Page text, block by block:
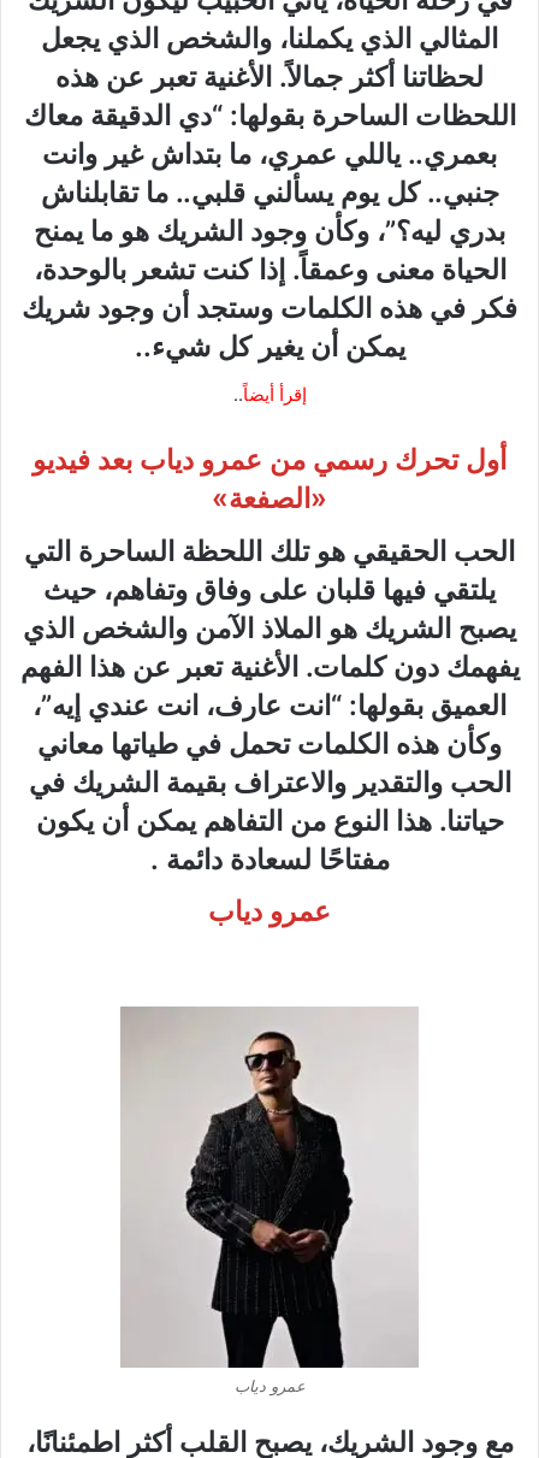
المثالي الذي يكملنا، والشخص الذي يجعل
لحظاتنا أكثر جمالاً. الأغنية تعبر عن هذه
اللحظات الساحرة بقولها: “دي الدقيقة معاك
بعمري.. ياللي عمري، ما بتداش غير وانت
جنبي.. كل يوم يسألني قلبي.. ما تقابلناش
بدري ليه؟”، وكأن وجود الشريك هو ما يمنح
الحياة معنى وعمقاً. إذا كنت تشعر بالوحدة،
فكر في هذه الكلمات وستجد أن وجود شريك
يمكن أن يغير كل شيء..
إقرأ أيضاً..
أول تحرك رسمي من عمرو دياب بعد فيديو
«الصفعة»
الحب الحقيقي هو تلك اللحظة الساحرة التي
يلتقي فيها قلبان على وفاق وتفاهم، حيث
يصبح الشريك هو الملاذ الآمن والشخص الذي
يفهمك دون كلمات. الأغنية تعبر عن هذا الفهم
العميق بقولها: “انت عارف، انت عندي إيه”،
وكأن هذه الكلمات تحمل في طياتها معاني
الحب والتقدير والاعتراف بقيمة الشريك في
حياتنا. هذا النوع من التفاهم يمكن أن يكون
مفتاحًا لسعادة دائمة .
عمرو دياب
عمرو دياب
مع وجود الشريك، يصبح القلب أكثر اطمئنانًا،